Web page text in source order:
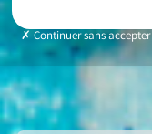
Continuer sans accepter